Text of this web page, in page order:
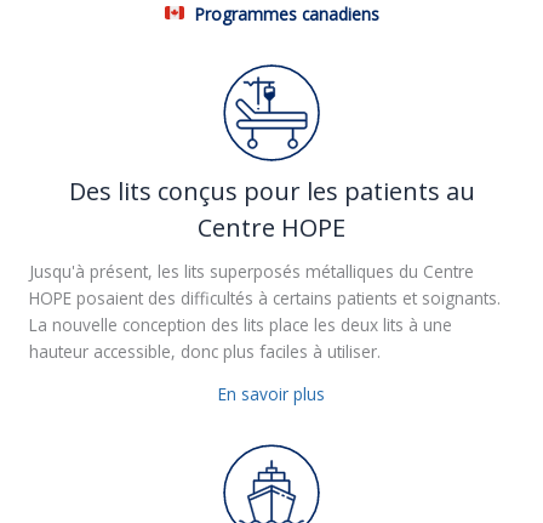
Programmes canadiens
Des lits conçus pour les patients au
Centre HOPE
Jusqu'à présent, les lits superposés métalliques du Centre
HOPE posaient des difficultés à certains patients et soignants.
La nouvelle conception des lits place les deux lits à une
hauteur accessible, donc plus faciles à utiliser.
En savoir plus